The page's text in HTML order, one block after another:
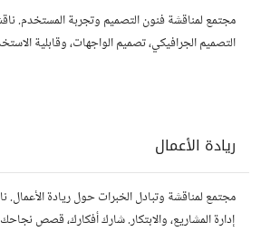
مجتمع لمناقشة فنون التصميم وتجربة المستخدم.
التصميم الجرافيكي، تصميم الواجهات، وقابلية
وتواصل مع مصممين ومتخصصين في تحسين تجربة
ريادة الأعمال
مجتمع لمناقشة وتبادل الخبرات حول ريادة الأعمال.
إدارة المشاريع، والابتكار. شارك أفكارك، قصص